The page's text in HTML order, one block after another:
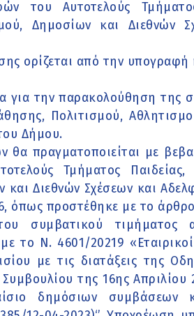
του Αυτοτελούς
Δημοσίων και Διεθνών
ορίζεται από την
για την παρακολούθηση της
Πολιτισμού,
Δήμου.
θα πραγματοποιείται με
Τμήματος
και Διεθνών Σχέσεων και
όπως προστέθηκε με το
συμβατικού τιμήματος
το Ν. 4601/20219
με τις διατάξεις της
της 16ης
δημόσιων συμβάσεων